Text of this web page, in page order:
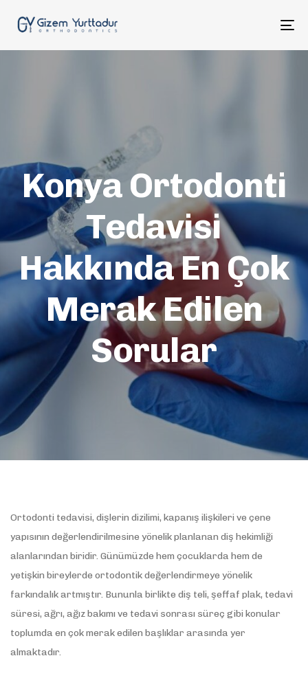
Konya Ortodonti
Tedavisi
Hakkında En Çok
Merak Edilen
Sorular
Ortodonti tedavisi, dişlerin dizilimi, kapanış ilişkileri ve çene
yapısının değerlendirilmesine yönelik planlanan diş hekimliği
alanlarından biridir. Günümüzde hem çocuklarda hem de
yetişkin bireylerde ortodontik değerlendirmeye yönelik
farkındalık artmıştır. Bununla birlikte diş teli, şeffaf plak, tedavi
süresi, ağrı, ağız bakımı ve tedavi sonrası süreç gibi konular
toplumda en çok merak edilen başlıklar arasında yer
almaktadır.